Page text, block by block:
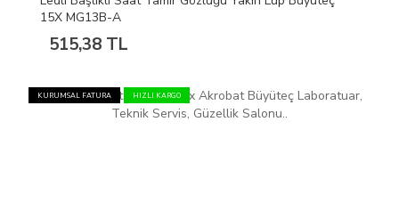
15X MG13B-A
515,38 TL
KURUMSAL FATURA HIZLI KARGO